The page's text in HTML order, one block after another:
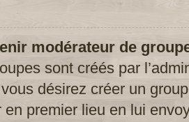
modérateur de
sont créés par
désirez créer un
en premier lieu en lui